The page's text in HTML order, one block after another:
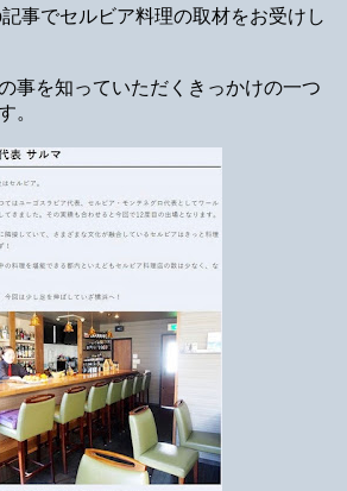
事でセルビア料理の取材をお受けし
事を知っていただくきっかけの一つ
。